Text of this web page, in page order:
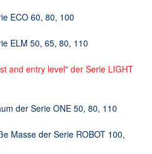
ECO 60, 80, 100
ELM 50, 65, 80, 110
and entry level" der Serie LIGHT
der Serie ONE 50, 80, 110
Masse der Serie ROBOT 100,